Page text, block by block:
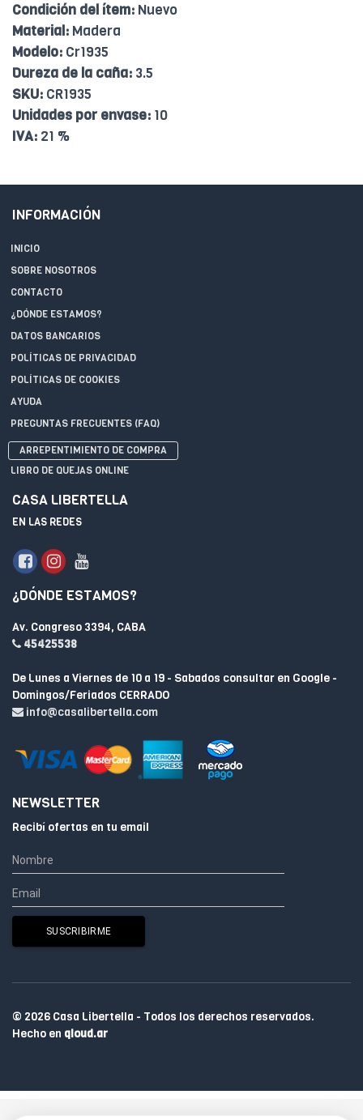
Condición del ítem: Nuevo
Material: Madera
Modelo: Cr1935
Dureza de la caña: 3.5
SKU: CR1935
Unidades por envase: 10
IVA: 21 %
INFORMACIÓN
INICIO
SOBRE NOSOTROS
CONTACTO
¿DÓNDE ESTAMOS?
DATOS BANCARIOS
POLÍTICAS DE PRIVACIDAD
POLÍTICAS DE COOKIES
AYUDA
PREGUNTAS FRECUENTES (FAQ)
ARREPENTIMIENTO DE COMPRA
LIBRO DE QUEJAS ONLINE
CASA LIBERTELLA
EN LAS REDES
¿DÓNDE ESTAMOS?
Av. Congreso 3394, CABA
45425538
De Lunes a Viernes de 10 a 19 - Sabados consultar en Google -
Domingos/Feriados CERRADO
info@casalibertella.com
NEWSLETTER
Recibí ofertas en tu email
© 2026 Casa Libertella - Todos los derechos reservados.
Hecho en qloud.ar